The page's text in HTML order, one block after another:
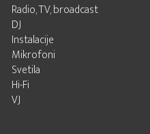
Radio, TV, broadcast
DJ
Instalacije
Mikrofoni
Svetila
Hi-Fi
VJ